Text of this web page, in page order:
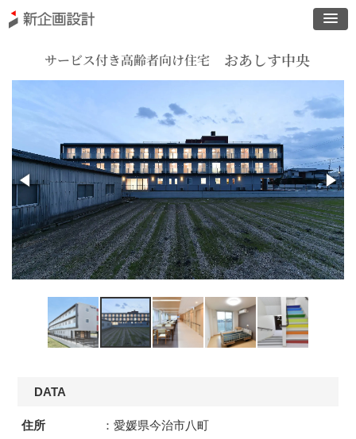
サービス付き高齢者向け住宅 おあしす中央
DATA
住所
：愛媛県今治市八町